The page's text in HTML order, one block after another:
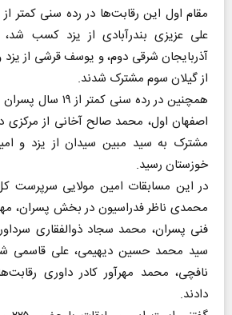
علی عزیزی بندرآبادی از یزد کسب
آذربایجان شرقی دوم، و یوسف قرشی از یزد
از گیلان سوم مشترک شدند.
همچنین در رده سنی
اصفهان اول، محمد صالح آخانی از
مشترک به سید مبین سیدان از یزد و
خوزستان رسید.
در این مسابقات امین مولایی سرپرست
محمدی ناظر فدراسیون در بخش پسران،
فنی پسران، محمد سجاد ذوالفقاری
سید محمد حسین دیهیمی، علی قاسمی
نافچی، محمد مهرآور کادر داوری
دادند.